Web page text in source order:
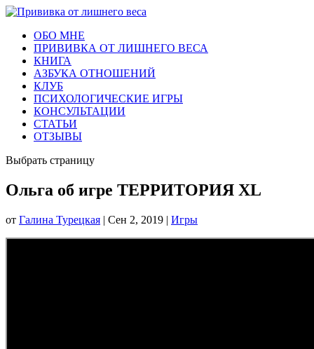
ОБО МНЕ
ПРИВИВКА ОТ ЛИШНЕГО ВЕСА
КНИГА
АЗБУКА ОТНОШЕНИЙ
КЛУБ
ПСИХОЛОГИЧЕСКИЕ ИГРЫ
КОНСУЛЬТАЦИИ
СТАТЬИ
ОТЗЫВЫ
Выбрать страницу
Ольга об игре ТЕРРИТОРИЯ XL
от Галина Турецкая | Сен 2, 2019 | Игры